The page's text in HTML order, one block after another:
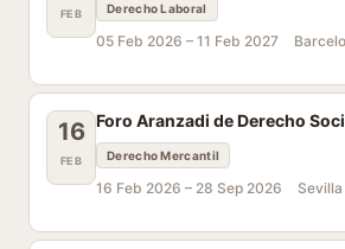
FEB Derecho Laboral
05 Feb 2026 – 11 Feb 2027
16
FEB
Foro Aranzadi de Derecho
Derecho Mercantil
16 Feb 2026 – 28 Sep 2026 Sevilla